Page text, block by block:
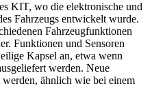
KIT, wo die elektronische und
Fahrzeugs entwickelt wurde.
Fahrzeugfunktionen
Funktionen und Sensoren
Kapsel an, etwa wenn
werden. Neue
ähnlich wie bei einem